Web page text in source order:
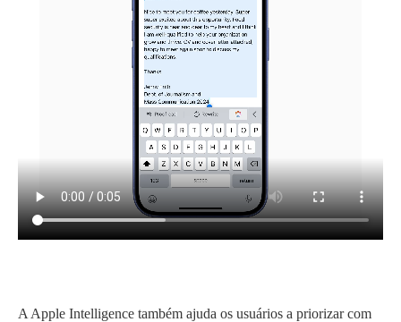
A Apple Intelligence também ajuda os usuários a priorizar com